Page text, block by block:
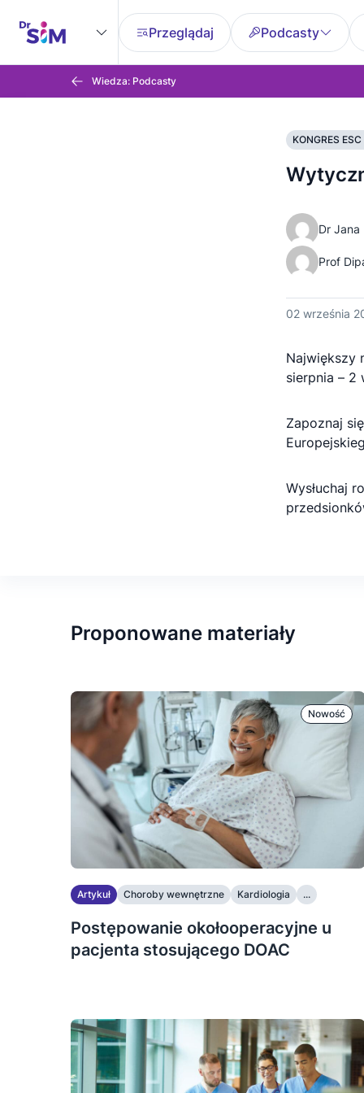
Przeglądaj Podcasty
Wiedza: Podcasty
KONGRES
Dr Jana
Prof
02 września
Największy
sierpnia – 2
Zapoznaj
Wysłuchaj
Proponowane materiały
Nowość
Artykuł Choroby wewnętrzne Kardiologia ...
Postępowanie okołooperacyjne u
pacjenta stosującego DOAC